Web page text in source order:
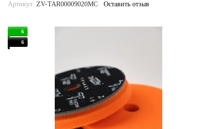
Артикул: ZV-TAR00009020MC Оставить отзыв
6
6